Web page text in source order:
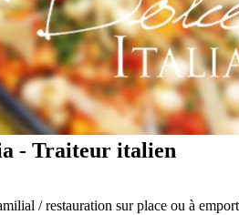
- Traiteur italien
/ restauration sur place ou à